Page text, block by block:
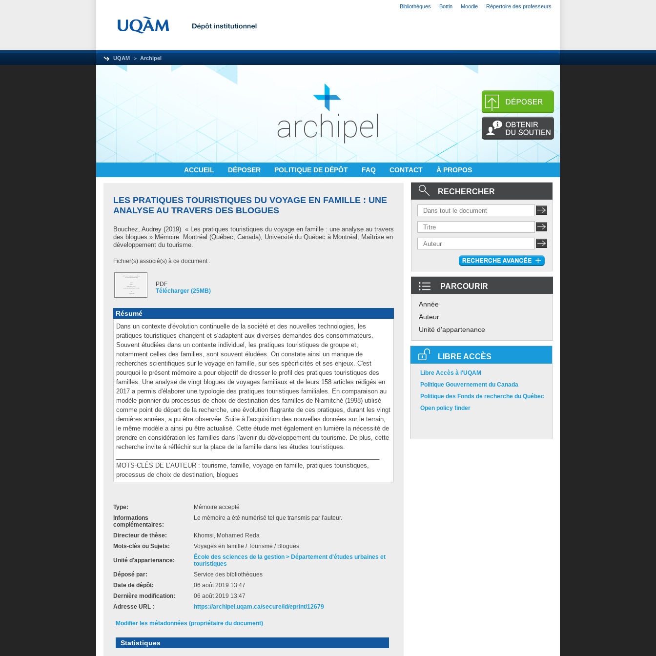
Bibliothèques Bottin Moodle Répertoire des professeurs
UQAM Archipel
ACCUEIL DÉPOSER POLITIQUE DE DÉPÔT FAQ CONTACT À PROPOS
LES PRATIQUES TOURISTIQUES DU VOYAGE EN FAMILLE : UNE
ANALYSE AU TRAVERS DES BLOGUES
Bouchez, Audrey (2019). « Les pratiques touristiques du voyage en famille : une analyse au travers
des blogues » Mémoire. Montréal (Québec, Canada), Université du Québec à Montréal, Maîtrise en
développement du tourisme.
Fichier(s) associé(s) à ce document :
PDF
Télécharger (25MB)
Résumé
Dans un contexte d'évolution continuelle de la société et des nouvelles technologies, les
pratiques touristiques changent et s'adaptent aux diverses demandes des consommateurs.
Souvent étudiées dans un contexte individuel, les pratiques touristiques de groupe et,
notamment celles des familles, sont souvent éludées. On constate ainsi un manque de
recherches scientifiques sur le voyage en famille, sur ses spécificités et ses enjeux. C'est
pourquoi le présent mémoire a pour objectif de dresser le profil des pratiques touristiques des
familles. Une analyse de vingt blogues de voyages familiaux et de leurs 158 articles rédigés en
2017 a permis d'élaborer une typologie des pratiques touristiques familiales. En comparaison au
modèle pionnier du processus de choix de destination des familles de Niamitché (1998) utilisé
comme point de départ de la recherche, une évolution flagrante de ces pratiques, durant les vingt
dernières années, a pu être observée. Suite à l'acquisition des nouvelles données sur le terrain,
le même modèle a ainsi pu être actualisé. Cette étude met également en lumière la nécessité de
prendre en considération les familles dans l'avenir du développement du tourisme. De plus, cette
recherche invite à réfléchir sur la place de la famille dans les études touristiques.
MOTS-CLÉS DE L’AUTEUR : tourisme, famille, voyage en famille, pratiques touristiques,
processus de choix de destination, blogues
Type:
Mémoire accepté
Informations
complémentaires:
Le mémoire a été numérisé tel que transmis par l'auteur.
Directeur de thèse:
Khomsi, Mohamed Reda
Mots-clés ou Sujets:
Voyages en famille / Tourisme / Blogues
Unité d'appartenance:
École des sciences de la gestion > Département d'études urbaines et
touristiques
Déposé par:
Service des bibliothèques
Date de dépôt:
06 août 2019 13:47
Dernière modification:
06 août 2019 13:47
Adresse URL :
https://archipel.uqam.ca/secure/id/eprint/12679
Modifier les métadonnées (propriétaire du document)
Statistiques
RECHERCHER
PARCOURIR
Année
Auteur
Unité d'appartenance
LIBRE ACCÈS
Libre Accès à l'UQAM
Politique Gouvernement du Canada
Politique des Fonds de recherche du Québec
Open policy finder